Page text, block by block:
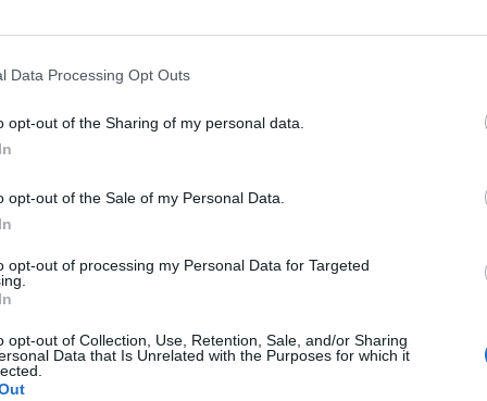
Data Processing Opt Outs
opt-out of the Sharing of my personal data.
opt-out of the Sale of my Personal Data.
opt-out of processing my Personal Data for Targeted
opt-out of Collection, Use, Retention, Sale, and/or Sharing
Data that Is Unrelated with the Purposes for which it
négyzetméterárral. A legfelső árkategóriába Budapest
portfolio.hu hírarchívumához tartozik, melynek olvasása
tartalmazza:
cikkarchívum